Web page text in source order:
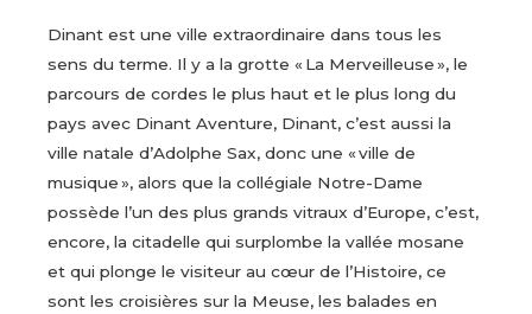
Dinant est une ville extraordinaire dans tous les
sens du terme. Il y a la grotte « La Merveilleuse », le
parcours de cordes le plus haut et le plus long du
pays avec Dinant Aventure, Dinant, c’est aussi la
ville natale d’Adolphe Sax, donc une « ville de
musique », alors que la collégiale Notre-Dame
possède l’un des plus grands vitraux d’Europe, c’est,
encore, la citadelle qui surplombe la vallée mosane
et qui plonge le visiteur au cœur de l’Histoire, ce
sont les croisières sur la Meuse, les balades en